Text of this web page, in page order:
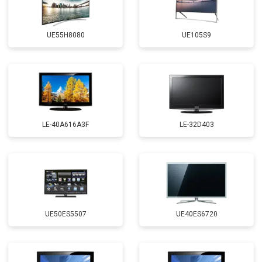
UE55H8080 UE105S9
LE-40A616A3F LE-32D403
UE50ES5507 UE40ES6720